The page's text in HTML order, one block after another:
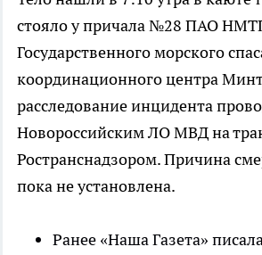
стояло у причала №28 ПАО
Государственного морского
координационного центра
расследование инцидента
Новороссийским ЛО МВД на
Ространснадзором. Причина
пока не установлена.
Ранее «Наша Газета»